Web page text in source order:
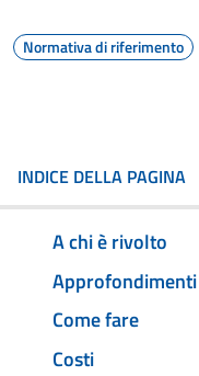
Normativa di riferimento
INDICE DELLA PAGINA
A chi è rivolto
Approfondimenti
Come fare
Costi